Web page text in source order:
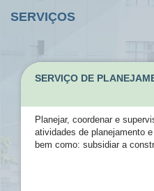
SERVIÇOS
SERVIÇO DE
Planejar, coordenar e
atividades de planejamento
bem como: subsidiar a